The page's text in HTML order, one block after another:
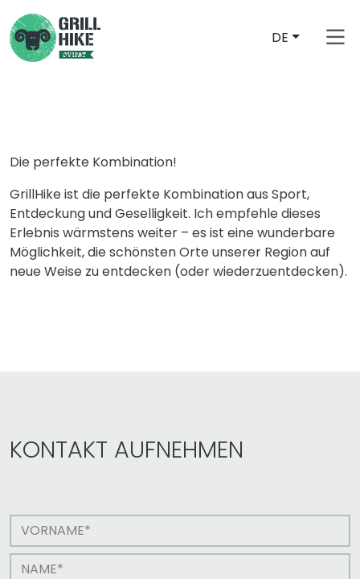
DE
Die perfekte Kombination!
GrillHike ist die perfekte Kombination aus Sport,
Entdeckung und Geselligkeit. Ich empfehle dieses
Erlebnis wärmstens weiter – es ist eine wunderbare
Möglichkeit, die schönsten Orte unserer Region auf
neue Weise zu entdecken (oder wiederzuentdecken).
KONTAKT AUFNEHMEN